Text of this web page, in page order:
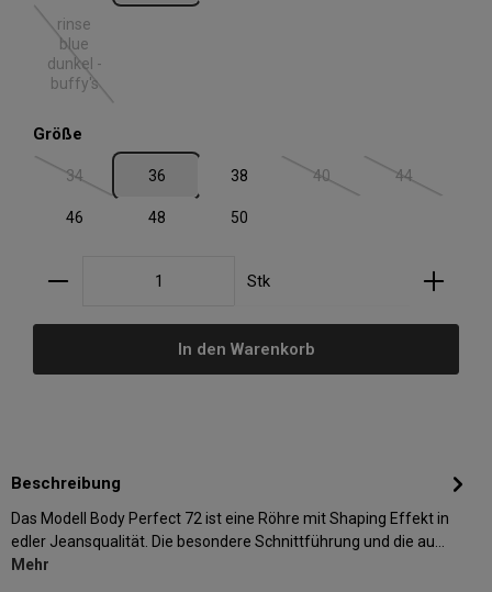
rinse
blue
dunkel -
buffy's
(Diese Option ist zurzeit nicht verfügbar.)
Größe
34(Diese Option ist zurzeit nicht verfügbar.)
36 38 40(Diese Option ist zurzeit
44(Diese
46 48 50
Produkt Anzahl: Gib den gewünschten Wert ein
Stk
In den Warenkorb
Beschreibung
Das Modell Body Perfect 72 ist eine Röhre mit Shaping Effekt in
edler Jeansqualität. Die besondere Schnittführung und die au…
Mehr